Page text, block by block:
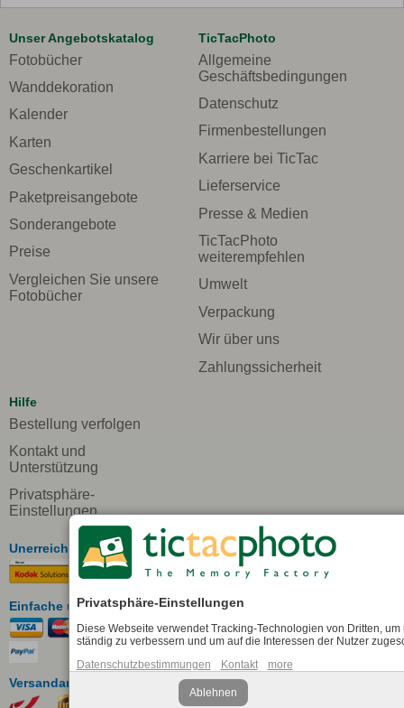
Unser Angebotskatalog
Fotobücher
Wanddekoration
Kalender
Karten
Geschenkartikel
Paketpreisangebote
Sonderangebote
Preise
Vergleichen Sie unsere
Fotobücher
TicTacPhoto
Allgemeine
Geschäftsbedingungen
Datenschutz
Firmenbestellungen
Karriere bei TicTac
Lieferservice
Presse & Medien
TicTacPhoto
weiterempfehlen
Umwelt
Verpackung
Wir über uns
Zahlungssicherheit
Hilfe
Bestellung verfolgen
Kontakt und
Unterstützung
Privatsphäre-
Einstellungen
Unerreichte Qualität in Europa
Einfache und sichere Bezahlung
Versandarten
Privatsphäre-Einstellungen
Diese Webseite verwendet Tracking-Technologien von Dritten,
ständig zu verbessern und um auf die Interessen der Nutzer
Datenschutzbestimmungen
Kontakt more
Ablehnen